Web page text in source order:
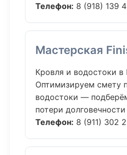
Телефон: 8 (918) 139
Мастерская
Кровля и водостоки в
Оптимизируем смету
водостоки —
потери
Телефон: 8 (911) 302